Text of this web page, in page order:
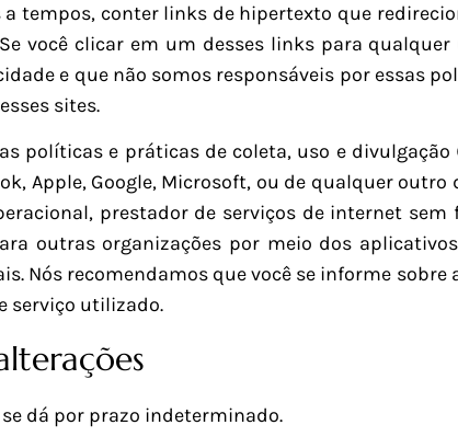
tempos, conter links de hipertexto que
você clicar em um desses links para
e que não somos responsáveis por essas
sites.
políticas e práticas de coleta, uso e
Apple, Google, Microsoft, ou de qualquer
prestador de serviços de internet
outras organizações por meio dos
Nós recomendamos que você se informe
serviço utilizado.
dá por prazo indeterminado.